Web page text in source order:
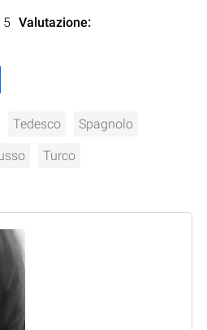
5 Valutazione:
Tedesco Spagnolo
Turco